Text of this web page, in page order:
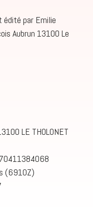
par Emilie
Aubrun 13100 Le
LE THOLONET
(6910Z)